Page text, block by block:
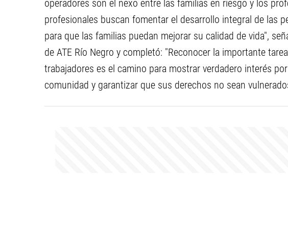
operadores son el nexo entre las familias en riesgo y los
profesionales buscan fomentar el desarrollo integral de las
para que las familias puedan mejorar su calidad de vida",
de ATE Río Negro y completó: "Reconocer la importante
trabajadores es el camino para mostrar verdadero interés
comunidad y garantizar que sus derechos no sean